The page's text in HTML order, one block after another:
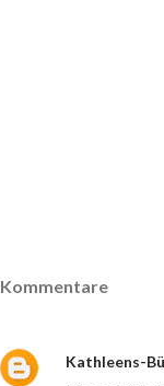
Kommentare
Kathleens-